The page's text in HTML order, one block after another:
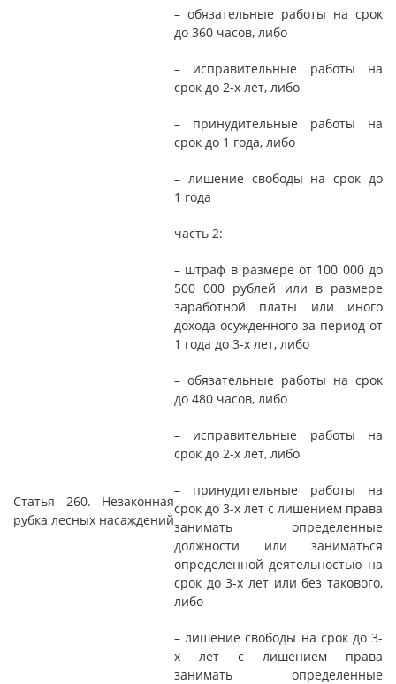
Статья 260. Незаконная
рубка лесных насаждений
– обязательные работы на срок
до 360 часов, либо
– исправительные работы на
срок до 2-х лет, либо
– принудительные работы на
срок до 1 года, либо
– лишение свободы на срок до
1 года
часть 2:
– штраф в размере от 100 000 до
500 000 рублей или в размере
заработной платы или иного
дохода осужденного за период от
1 года до 3-х лет, либо
– обязательные работы на срок
до 480 часов, либо
– исправительные работы на
срок до 2-х лет, либо
– принудительные работы на
срок до 3-х лет с лишением права
занимать определенные
должности или заниматься
определенной деятельностью на
срок до 3-х лет или без такового,
либо
– лишение свободы на срок до 3-
х лет с лишением права
занимать определенные